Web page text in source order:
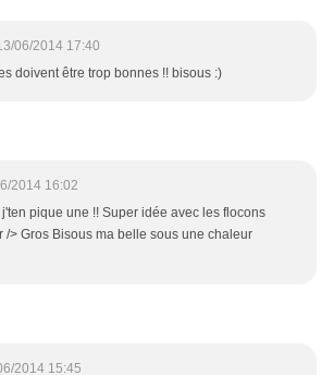
06/2014 17:40
doivent être trop bonnes !! bisous :)
2014 16:02
j'ten pique une !! Super idée avec les flocons
/> Gros Bisous ma belle sous une chaleur
2014 15:45